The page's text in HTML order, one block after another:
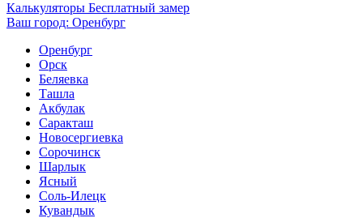
Калькуляторы Бесплатный замер
Ваш город: Оренбург
Оренбург
Орск
Беляевка
Ташла
Акбулак
Саракташ
Новосергиевка
Сорочинск
Шарлык
Ясный
Соль-Илецк
Кувандык